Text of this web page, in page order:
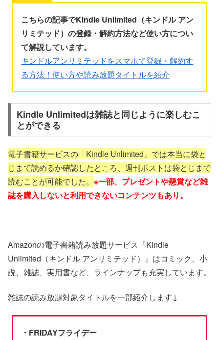
こちらの記事でKindle Unlimited（キンドル アン
リミテッド）の登録・解約方法など使い方につい
て解説しています。
キンドルアンリミテッドをスマホで登録・解約す
る方法！使い方や読み放題タイトルを紹介
Kindle Unlimitedは雑誌と同じように楽しむこ
とができる
電子書籍サービスの「Kindle Unlimited」では本当に袋と
じまで読めるか確認したところ、週刊ポストは袋とじまで
読むことが可能でした。 ※一部、プレゼントや懸賞など雑
誌を購入しないと利用できないコンテンツもあり。
Amazonの電子書籍読み放題サービス『Kindle
Unlimited（キンドル アンリミテッド）』はコミック、小
説、雑誌、実用書など、ラインナップも充実しています。
雑誌の読み放題対象タイトルを一部紹介します↓
・FRIDAYフライデー